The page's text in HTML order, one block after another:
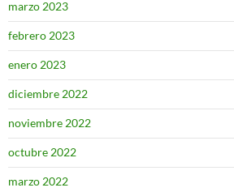
marzo 2023
febrero 2023
enero 2023
diciembre 2022
noviembre 2022
octubre 2022
marzo 2022